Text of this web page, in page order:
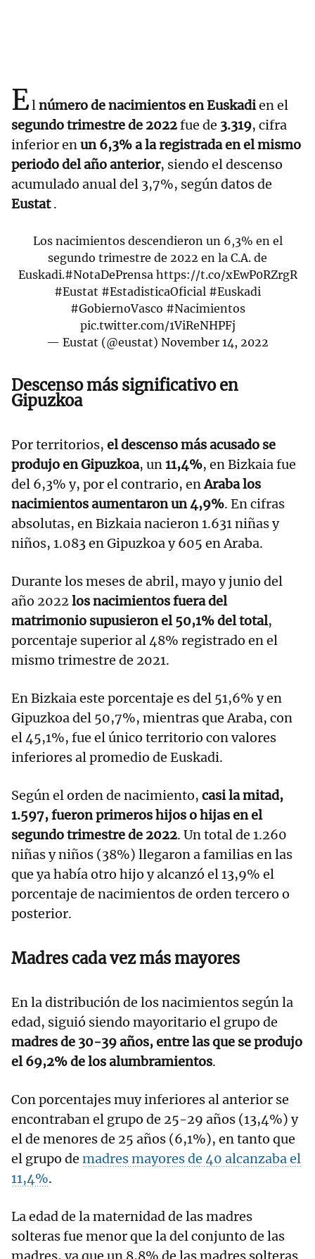
Elnúmero de nacimientos en Euskadien el
segundo trimestre de 2022fue de 3.319, cifra
inferior enun 6,3% a la registrada en el mismo
periodo del año anterior, siendo el descenso
acumulado anual del 3,7%, según datos de
Eustat.
Los nacimientos descendieron un 6,3% en el
segundo trimestre de 2022 en la C.A. de
Euskadi.#NotaDePrensa https://t.co/xEwP0RZrgR
#Eustat #EstadisticaOficial #Euskadi
#GobiernoVasco #Nacimientos
pic.twitter.com/1ViReNHPFj
— Eustat (@eustat) November 14, 2022
Descenso más significativo en
Gipuzkoa
Por territorios, el descenso más acusado se
produjo en Gipuzkoa, un11,4%, en Bizkaia fue
del 6,3% y, por el contrario, enAraba los
nacimientos aumentaron un 4,9%. En cifras
absolutas, en Bizkaia nacieron 1.631 niñas y
niños, 1.083 en Gipuzkoa y 605 en Araba.
Durante los meses de abril, mayo y junio del
año 2022 los nacimientos fuera del
matrimonio supusieron el 50,1% del total,
porcentaje superior al 48% registrado en el
mismo trimestre de 2021.
En Bizkaia este porcentaje es del 51,6% y en
Gipuzkoa del 50,7%, mientras que Araba, con
el 45,1%, fue el único territorio con valores
inferiores al promedio de Euskadi.
Según el orden de nacimiento, casi la mitad,
1.597, fueron primeros hijos o hijas en el
segundo trimestre de 2022. Un total de 1.260
niñas y niños (38%) llegaron a familias en las
que ya había otro hijo y alcanzó el 13,9% el
porcentaje de nacimientos de orden tercero o
posterior.
Madres cada vez más mayores
En la distribución de los nacimientos según la
edad, siguió siendo mayoritario el grupo de
madres de 30-39 años, entre las que se produjo
el 69,2% de los alumbramientos.
Con porcentajes muy inferiores al anterior se
encontraban el grupo de 25-29 años (13,4%) y
el de menores de 25 años (6,1%), en tanto que
el grupo de madres mayores de 40 alcanzaba el
11,4%.
La edad de la maternidad de las madres
solteras fue menor que la del conjunto de las